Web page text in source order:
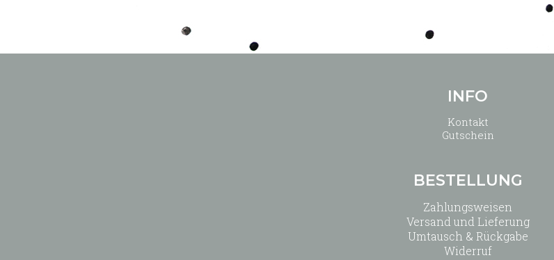
INFO
Kontakt
Gutschein
BESTELLUNG
Zahlungsweisen
Versand und Lieferung
Umtausch & Rückgabe
Widerruf